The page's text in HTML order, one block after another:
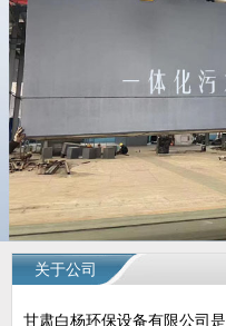
关于公司
甘肃白杨环保设备有限公司